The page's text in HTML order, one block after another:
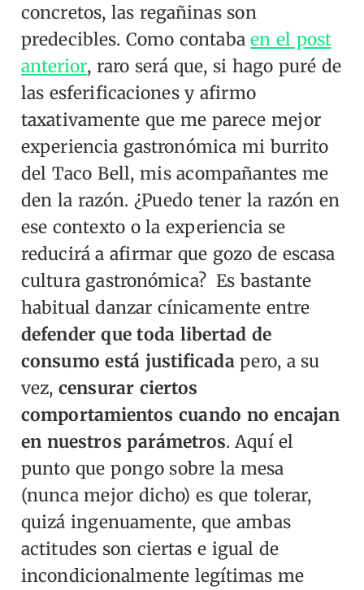
concretos, las regañinas son
predecibles. Como contabaen el post
anterior, raro será que, si hago puré de
las esferificaciones y afirmo
taxativamente que me parece mejor
experiencia gastronómica mi burrito
del Taco Bell, mis acompañantes me
den la razón. ¿Puedo tener la razón en
ese contexto o la experiencia se
reducirá a afirmar que gozo de escasa
cultura gastronómica? Es bastante
habitual danzar cínicamente entre
defender que toda libertad de
consumo está justificadapero, a su
vez,censurar ciertos
comportamientos cuando no encajan
en nuestros parámetros. Aquí el
punto que pongo sobre la mesa
(nunca mejor dicho) es que tolerar,
quizá ingenuamente, que ambas
actitudes son ciertas e igual de
incondicionalmente legítimas me